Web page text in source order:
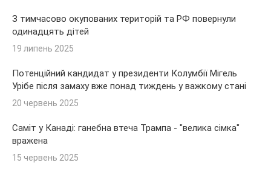
З тимчасово окупованих територій та РФ повернули
одинадцять дітей
19 липень 2025
Потенційний кандидат у президенти Колумбії Мігель
Урібе після замаху вже понад тиждень у важкому стані
20 червень 2025
Саміт у Канаді: ганебна втеча Трампа - "велика сімка"
вражена
15 червень 2025